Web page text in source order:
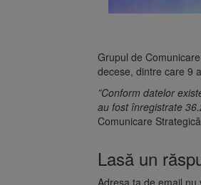
Grupul de
decese, dintre care 9
”Conform datelor
au fost înregistrate
Comunicare
Lasă un
Adresa ta de email nu